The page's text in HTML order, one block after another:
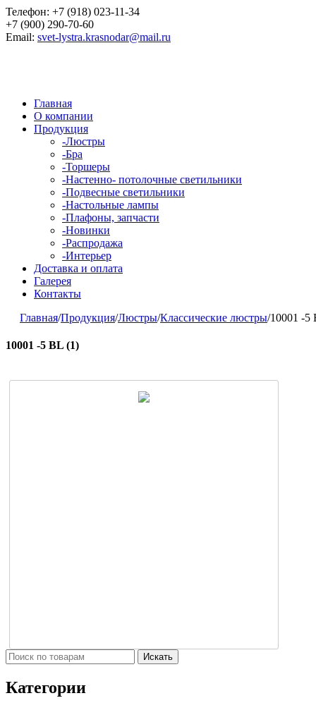
Телефон: +7 (918) 023-11-34
+7 (900) 290-70-60
Email: svet-lystra.krasnodar@mail.ru
Главная
О компании
Продукция
-Люстры
-Бра
-Торшеры
-Настенно- потолочные светильники
-Подвесные светильники
-Настольные лампы
-Плафоны, запчасти
-Новинки
-Распродажа
-Интерьер
Доставка и оплата
Галерея
Контакты
Главная/Продукция/Люстры/Классические люстры/10001 -5
10001 -5 BL (1)
Искать
Категории